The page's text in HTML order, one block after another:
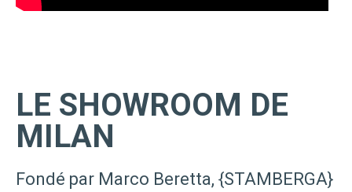
LE SHOWROOM DE
MILAN
Fondé par Marco Beretta, {STAMBERGA}